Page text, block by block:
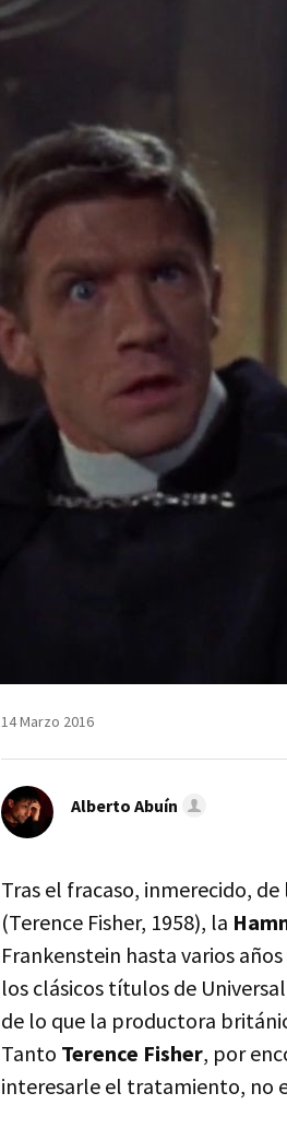
14 Marzo 2016
Alberto Abuín
Tras el fracaso, inmerecido,
(Terence Fisher, 1958), la
Frankenstein hasta varios
los clásicos títulos de
de lo que la productora
Tanto Terence Fisher, por
interesarle el tratamiento, no